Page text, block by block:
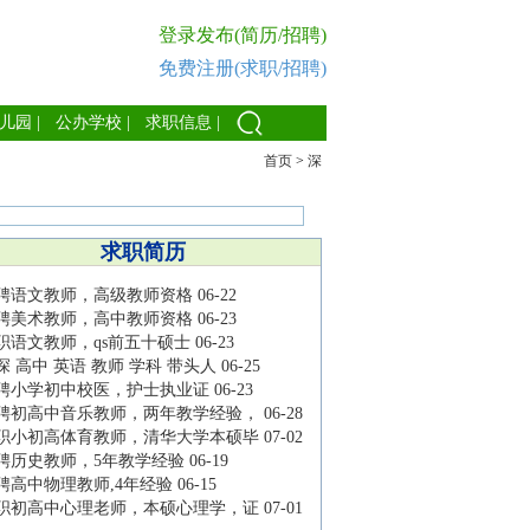
登录发布(简历/招聘)
免费注册(求职/招聘)
园 公办学校 求职信息
首页 > 深
求职简历
语文教师，高级教师资格 06-22
美术教师，高中教师资格 06-23
语文教师，qs前五十硕士 06-23
高中 英语 教师 学科 带头人 06-25
小学初中校医，护士执业证 06-23
初高中音乐教师，两年教学经验，
06-28
小初高体育教师，清华大学本硕毕 07-02
历史教师，5年教学经验 06-19
高中物理教师,4年经验 06-15
初高中心理老师，本硕心理学，证 07-01